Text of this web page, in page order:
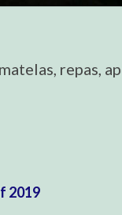
repas,
2019